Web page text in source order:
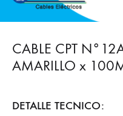
CABLE CPT
AMARILLO x
DETALLE TECNICO: